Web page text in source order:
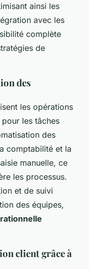
ainsi les
avec les
complète
de
des
les opérations
les tâches
des
comptabilité et la
manuelle, ce
les processus.
et de suivi
des équipes,
client grâce à